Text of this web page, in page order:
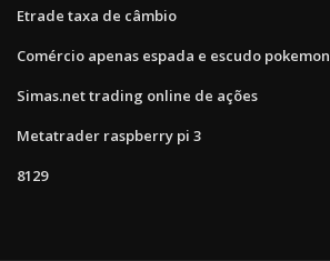
Etrade taxa de câmbio
Comércio apenas espada e escudo pokemon
Simas.net trading online de ações
Metatrader raspberry pi 3
8129